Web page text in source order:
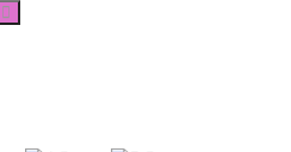
Suchen